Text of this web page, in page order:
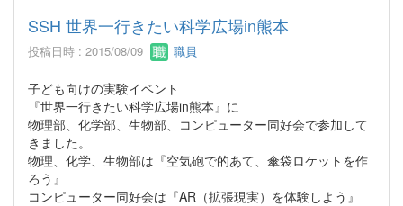
SSH 世界一行きたい科学広場in熊本
投稿日時 : 2015/08/09 職員
子ども向けの実験イベント
『世界一行きたい科学広場in熊本』に
物理部、化学部、生物部、コンピューター同好会で参加して
きました。
物理、化学、生物部は『空気砲で的あて、傘袋ロケットを作
ろう』
コンピューター同好会は『AR（拡張現実）を体験しよう』